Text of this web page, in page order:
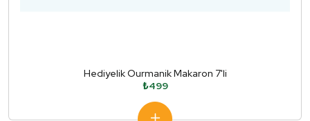
Hediyelik Ourmanik Makaron 7'li
₺499